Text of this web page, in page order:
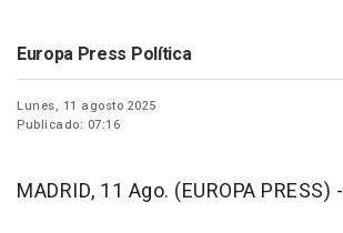
Europa Press Política
Lunes, 11 agosto 2025
Publicado: 07:16
MADRID, 11 Ago. (EUROPA PRESS) -